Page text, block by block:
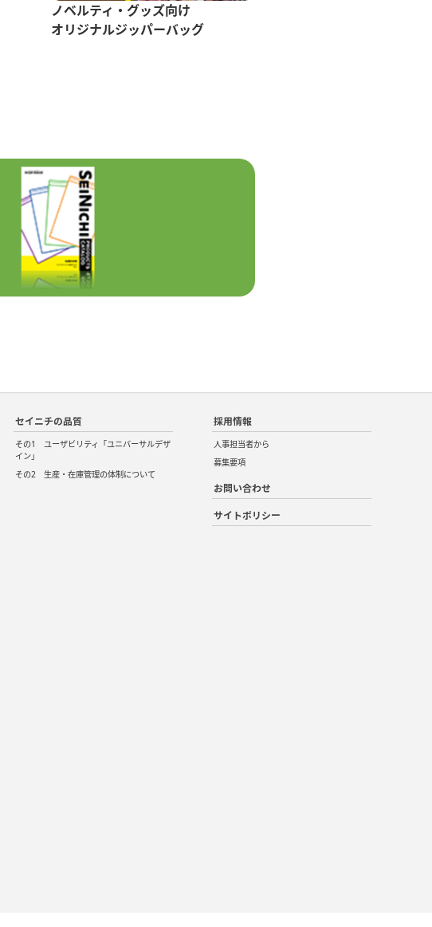
ノベルティ・グッズ向け
オリジナルジッパーバッグ
セイニチの品質
その1 ユーザビリティ「ユニバーサルデザ
イン」
その2 生産・在庫管理の体制について
採用情報
人事担当者から
募集要項
お問い合わせ
サイトポリシー